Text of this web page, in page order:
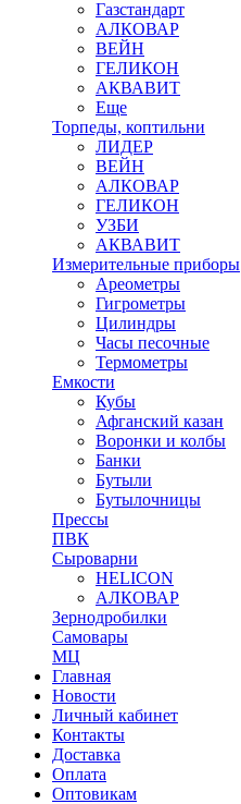
Газстандарт
АЛКОВАР
ВЕЙН
ГЕЛИКОН
АКВАВИТ
Еще
Торпеды, коптильни
ЛИДЕР
ВЕЙН
АЛКОВАР
ГЕЛИКОН
УЗБИ
АКВАВИТ
Измерительные приборы
Ареометры
Гигрометры
Цилиндры
Часы песочные
Термометры
Емкости
Кубы
Афганский казан
Воронки и колбы
Банки
Бутыли
Бутылочницы
Прессы
ПВК
Сыроварни
HELICON
АЛКОВАР
Зернодробилки
Самовары
МЦ
Главная
Новости
Личный кабинет
Контакты
Доставка
Оплата
Оптовикам